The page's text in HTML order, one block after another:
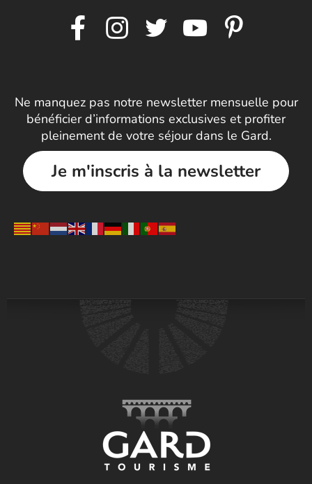
Ne manquez pas notre newsletter mensuelle pour
bénéficier d’informations exclusives et profiter
pleinement de votre séjour dans le Gard.
Je m'inscris à la newsletter